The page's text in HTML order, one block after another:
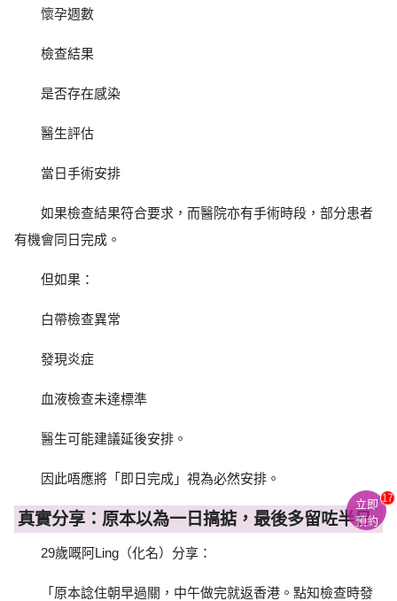
懷孕週數
檢查結果
是否存在感染
醫生評估
當日手術安排
如果檢查結果符合要求，而醫院亦有手術時段，部分患者
有機會同日完成。
但如果：
白帶檢查異常
發現炎症
血液檢查未達標準
醫生可能建議延後安排。
因此唔應將「即日完成」視為必然安排。
真實分享：原本以為一日搞掂，最後多留咗半日
29歲嘅阿Ling（化名）分享：
「原本諗住朝早過關，中午做完就返香港。點知檢查時發
立即
預約
17